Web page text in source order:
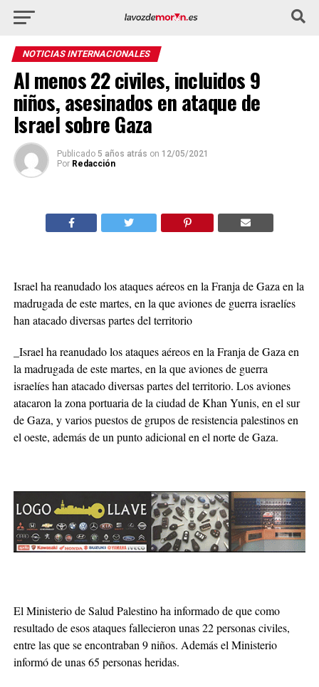
NOTICIAS INTERNACIONALES
Al menos 22 civiles, incluidos 9
niños, asesinados en ataque de
Israel sobre Gaza
Publicado 5 años atrás on 12/05/2021
Por Redacción
Israel ha reanudado los ataques aéreos en la Franja de Gaza en la
madrugada de este martes, en la que aviones de guerra israelíes
han atacado diversas partes del territorio
_Israel ha reanudado los ataques aéreos en la Franja de Gaza en
la madrugada de este martes, en la que aviones de guerra
israelíes han atacado diversas partes del territorio. Los aviones
atacaron la zona portuaria de la ciudad de Khan Yunis, en el sur
de Gaza, y varios puestos de grupos de resistencia palestinos en
el oeste, además de un punto adicional en el norte de Gaza.
El Ministerio de Salud Palestino ha informado de que como
resultado de esos ataques fallecieron unas 22 personas civiles,
entre las que se encontraban 9 niños. Además el Ministerio
informó de unas 65 personas heridas.